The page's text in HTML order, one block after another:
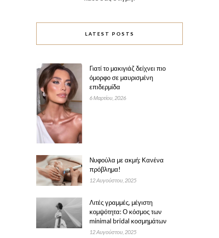
LATEST POSTS
Γιατί το μακιγιάζ δείχνει πιο
όμορφο σε μαυρισμένη
επιδερμίδα
6 Μαρτίου, 2026
Νυφούλα με ακμή; Κανένα
πρόβλημα!
12 Αυγούστου, 2025
Λιτές γραμμές, μέγιστη
κομψότητα: Ο κόσμος των
minimal bridal κοσμημάτων
12 Αυγούστου, 2025